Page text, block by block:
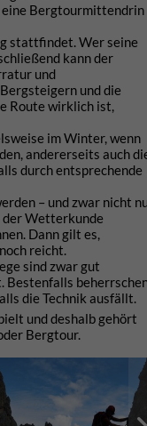
eine Bergtourmittendrin
stattfindet. Wer seine
kann der
und
und die
Route wirklich ist,
im Winter, wenn
andererseits auch
durch entsprechende
– und zwar nicht
der Wetterkunde
Dann gilt es,
reicht.
sind zwar gut
Bestenfalls
die Technik ausfällt.
und deshalb gehört
Bergtour.